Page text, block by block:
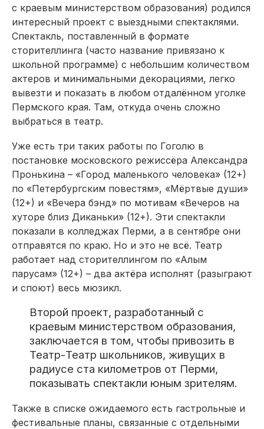
с краевым министерством образования) родился
интересный проект с выездными спектаклями.
Спектакль, поставленный в формате
сторителлинга (часто название привязано к
школьной программе) с небольшим количеством
актеров и минимальными декорациями, легко
вывезти и показать в любом отдалённом уголке
Пермского края. Там, откуда очень сложно
выбраться в театр.
Уже есть три таких работы по Гоголю в
постановке московского режиссёра Александра
Пронькина – «Город маленького человека» (12+)
по «Петербургским повестям», «Мёртвые души»
(12+) и «Вечера бэнд» по мотивам «Вечеров на
хуторе близ Диканьки» (12+). Эти спектакли
показали в колледжах Перми, а в сентябре они
отправятся по краю. Но и это не всё. Театр
работает над сторителлингом по «Алым
парусам» (12+) – два актёра исполнят (разыграют
и споют) весь мюзикл.
Второй проект, разработанный с
краевым министерством образования,
заключается в том, чтобы привозить в
Театр-Театр школьников, живущих в
радиусе ста километров от Перми,
показывать спектакли юным зрителям.
Также в списке ожидаемого есть гастрольные и
фестивальные планы, связанные с отдельными